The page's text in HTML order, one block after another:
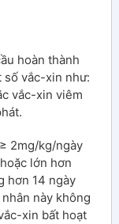
hoàn thành
số vắc-xin như:
vắc-xin viêm
2mg/kg/ngày
lớn hơn
hơn 14 ngày
này không
xin bất hoạt